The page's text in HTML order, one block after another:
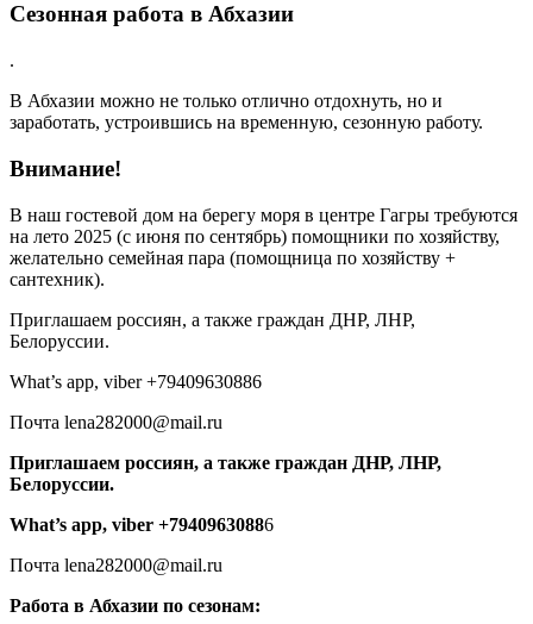
Сезонная работа в Абхазии
.
В Абхазии можно не только отлично отдохнуть, но и
заработать, устроившись на временную, сезонную работу.
Внимание!
В наш гостевой дом на берегу моря в центре Гагры требуются
на лето 2025 (с июня по сентябрь) помощники по хозяйству,
желательно семейная пара (помощница по хозяйству +
сантехник).
Приглашаем россиян, а также граждан ДНР, ЛНР,
Белоруссии.
What’s app, viber +79409630886
Почта lena282000@mail.ru
Приглашаем россиян, а также граждан ДНР, ЛНР,
Белоруссии.
What’s app, viber +79409630886
Почта lena282000@mail.ru
Работа в Абхазии по сезонам: